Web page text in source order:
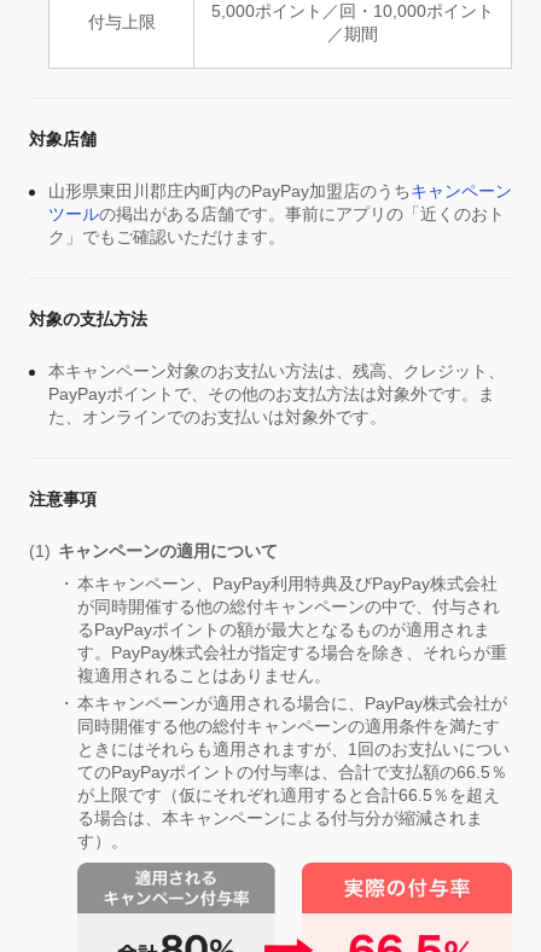
付与上限
5,000ポイント／回・10,000ポイント
／期間
対象店舗
山形県東田川郡庄内町内のPayPay加盟店のうちキャンペーン
ツールの掲出がある店舗です。事前にアプリの「近くのおト
ク」でもご確認いただけます。
対象の支払方法
本キャンペーン対象のお支払い方法は、残高、クレジット、
PayPayポイントで、その他のお支払方法は対象外です。ま
た、オンラインでのお支払いは対象外です。
注意事項
キャンペーンの適用について
本キャンペーン、PayPay利用特典及びPayPay株式会社
が同時開催する他の総付キャンペーンの中で、付与され
るPayPayポイントの額が最大となるものが適用されま
す。PayPay株式会社が指定する場合を除き、それらが重
複適用されることはありません。
本キャンペーンが適用される場合に、PayPay株式会社が
同時開催する他の総付キャンペーンの適用条件を満たす
ときにはそれらも適用されますが、1回のお支払いについ
てのPayPayポイントの付与率は、合計で支払額の66.5％
が上限です（仮にそれぞれ適用すると合計66.5％を超え
る場合は、本キャンペーンによる付与分が縮減されま
す）。